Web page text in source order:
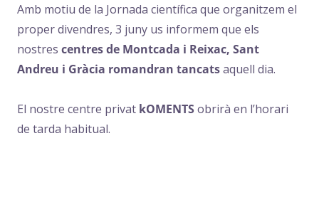
Amb motiu de la Jornada científica que organitzem el
proper divendres, 3 juny us informem que els
nostres centres de Montcada i Reixac, Sant
Andreu i Gràcia romandran tancatsaquell dia.
El nostre centre privat kOMENTSobrirà en l’horari
de tarda habitual.